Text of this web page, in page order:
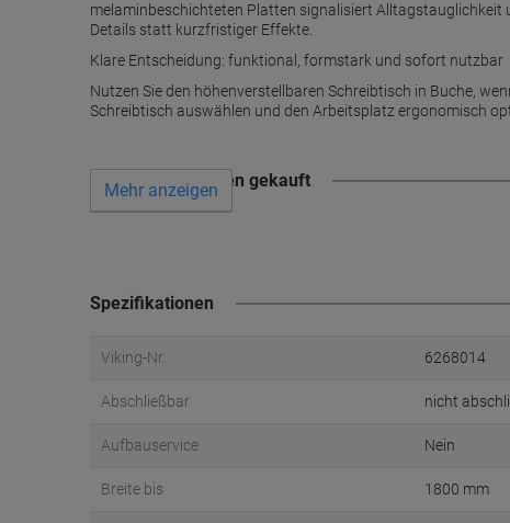
melaminbeschichteten Platten signalisiert Alltagstauglichkeit
Details statt kurzfristiger Effekte.
Klare Entscheidung: funktional, formstark und sofort nutzbar
Nutzen Sie den höhenverstellbaren Schreibtisch in Buche,
Schreibtisch auswählen und den Arbeitsplatz ergonomisch
Wird oft zusammen gekauft
Mehr anzeigen
Spezifikationen
Viking-Nr. 6268014
Abschließbar nicht
Aufbauservice Nein
Breite bis 1800 mm